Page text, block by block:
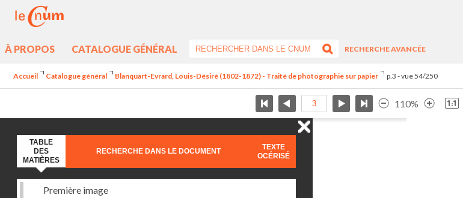
À PROPOS CATALOGUE GÉNÉRAL
RECHERCHE AVANCÉE
Accueil Catalogue général Blanquart-Evrard, Louis-Désiré (1802-1872) - Traité de photographie sur papier p.3 - vue 54/250
110%
TABLE
DES
MATIÈRES
RECHERCHE DANS LE DOCUMENT
TEXTE
OCÉRISÉ
Première image